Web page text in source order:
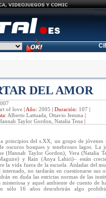
DEL AMOR
of love| Año: 2005 | Duración: 107 |
Alberto Lattuada, Ottavio Jemma |
Taylor Gordon, Natalia Tena |
principios del s.XX, un grupo de jóvenes
oscuros bosques y tenebrosos lagos. La
(Hannah Taylor Gordon), Vera (Natalia
y Rain (Anya Lahiri)– están
la vida fuera de la escuela. Aisladas del
internado, no tardarán en cuestionarse sus
en duda las estrictas normas de las
misteriosa y aquel ambiente de cuento de
sólo 16 años descubrirán algo